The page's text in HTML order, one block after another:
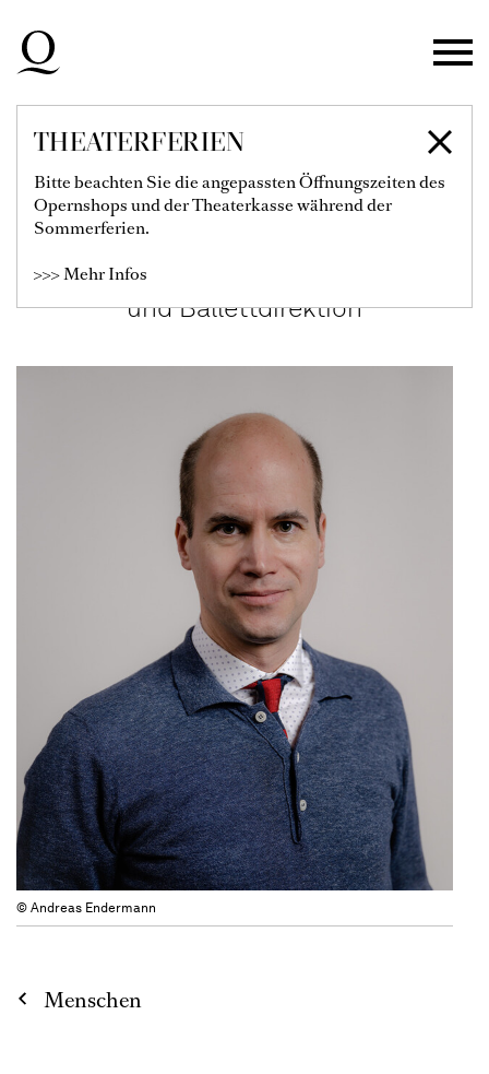
Zur Hauptnavigation springen
Zum Hauptinhalt springen
Zum Footer springen
THEATERFERIEN
Bitte beachten Sie die angepassten Öffnungszeiten des
Opernshops und der Theaterkasse während der
Sommerferien.
>>> Mehr Infos
CHRISTIAN
DAMMANN
Musikalischer Referent der Opern-
und Ballettdirektion
© Andreas Endermann
Menschen